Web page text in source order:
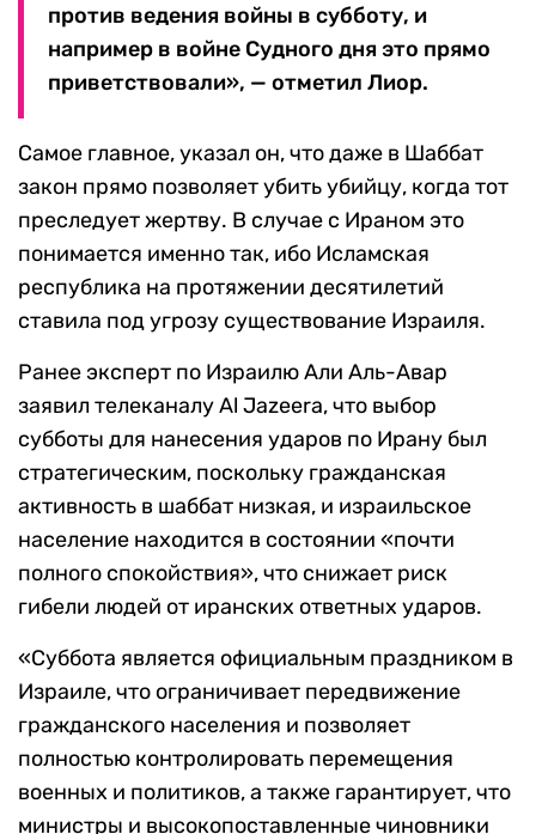
против ведения войны в субботу, и
например в войне Судного дня это прямо
приветствовали», — отметил Лиор.
Самое главное, указал он, что даже в Шаббат
закон прямо позволяет убить убийцу, когда тот
преследует жертву. В случае с Ираном это
понимается именно так, ибо Исламская
республика на протяжении десятилетий
ставила под угрозу существование Израиля.
Ранее эксперт по Израилю Али Аль-Авар
заявил телеканалу Al Jazeera, что выбор
субботы для нанесения ударов по Ирану был
стратегическим, поскольку гражданская
активность в шаббат низкая, и израильское
население находится в состоянии «почти
полного спокойствия», что снижает риск
гибели людей от иранских ответных ударов.
«Суббота является официальным праздником в
Израиле, что ограничивает передвижение
гражданского населения и позволяет
полностью контролировать перемещения
военных и политиков, а также гарантирует, что
министры и высокопоставленные чиновники